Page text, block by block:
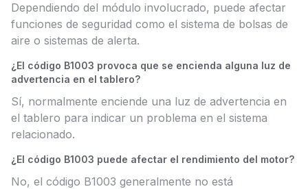
Dependiendo del módulo involucrado, puede afectar
funciones de seguridad como el sistema de bolsas de
aire o sistemas de alerta.
¿El código B1003 provoca que se encienda alguna luz de
advertencia en el tablero?
Sí, normalmente enciende una luz de advertencia en
el tablero para indicar un problema en el sistema
relacionado.
¿El código B1003 puede afectar el rendimiento del motor?
No, el código B1003 generalmente no está